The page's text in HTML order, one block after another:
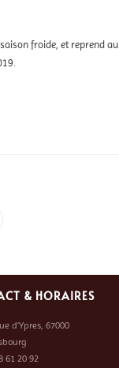
froide, et reprend au
& HORAIRES
d’Ypres, 67000
61 20 92